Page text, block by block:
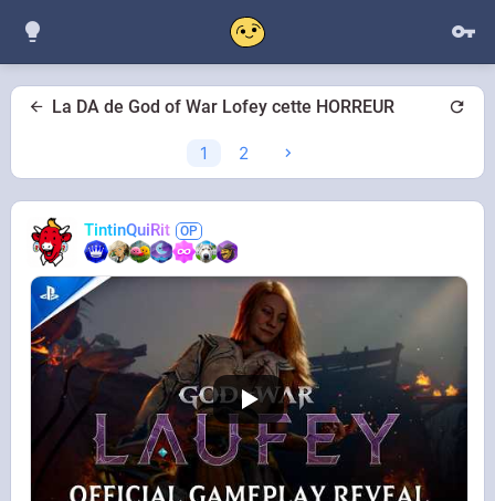
La DA de God of War Lofey cette HORREUR
1 2
TintinQuiRit